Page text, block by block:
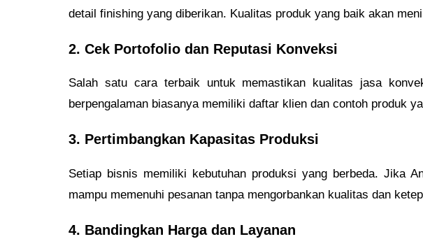
detail finishing yang diberikan. Kualitas produk yang baik akan
2. Cek Portofolio dan Reputasi Konveksi
Salah satu cara terbaik untuk memastikan kualitas jasa
berpengalaman biasanya memiliki daftar klien dan contoh produk
3. Pertimbangkan Kapasitas Produksi
Setiap bisnis memiliki kebutuhan produksi yang berbeda. Jika
mampu memenuhi pesanan tanpa mengorbankan kualitas dan
4. Bandingkan Harga dan Layanan